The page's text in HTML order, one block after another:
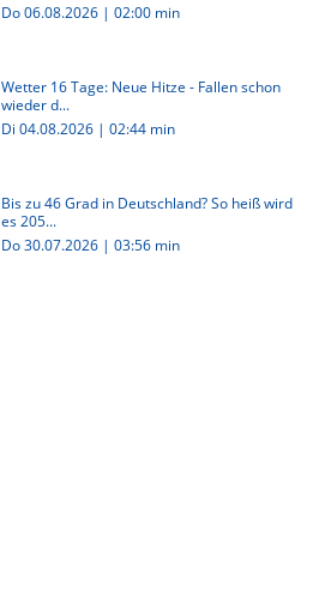
Do 06.08.2026 | 02:00 min
Wetter 16 Tage: Neue Hitze - Fallen schon
wieder d...
Di 04.08.2026 | 02:44 min
Bis zu 46 Grad in Deutschland? So heiß wird
es 205...
Do 30.07.2026 | 03:56 min